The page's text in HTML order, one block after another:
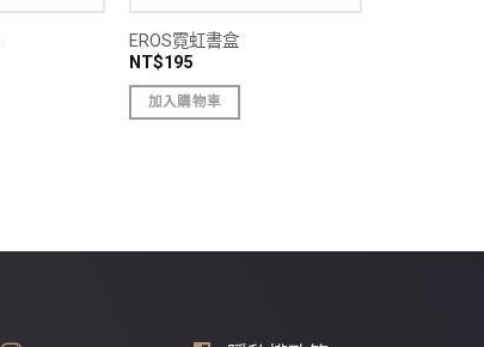
EROS霓虹書盒
NT$195
加入購物車